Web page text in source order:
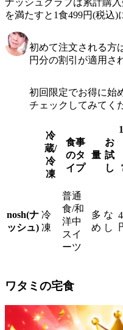
を満たすと1食499円(税込)
初めて注文される方
円分の割引が適用さ
初回限定でお得に始
チェックしてみてく
冷
蔵/
冷
凍
食事
のタ
イプ
量
お
試
し
nosh(ナ
ッシュ)
冷
凍
普通
食/和
洋中
スイ
ーツ
多
め
な
し
ワタミの宅食